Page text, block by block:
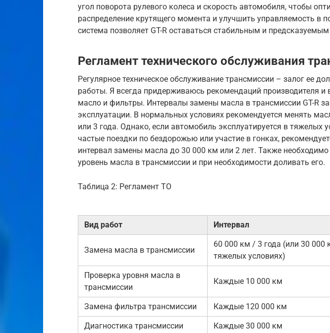
угол поворота рулевого колеса и скорость автомобиля, чтобы
распределение крутящего момента и улучшить управляемость в
система позволяет GT-R оставаться стабильным и
Регламент технического обслуживания
Регулярное техническое обслуживание трансмиссии – залог ее
работы. Я всегда придерживаюсь рекомендаций производителя
масло и фильтры. Интервалы замены масла в трансмиссии GT-R
эксплуатации. В нормальных условиях рекомендуется менять
или 3 года. Однако, если автомобиль эксплуатируется в тяжелых
частые поездки по бездорожью или участие в гонках,
интервал замены масла до 30 000 км или 2 лет. Также необходимо
уровень масла в трансмиссии и при необходимости доливать его.
Таблица 2: Регламент ТО
Вид работ Интервал
Замена масла в трансмиссии
60 000 км / 3 года (или 30 000
тяжелых условиях)
Проверка уровня масла в
трансмиссии
Каждые 10 000 км
Замена фильтра трансмиссии Каждые 120 000 км
Диагностика трансмиссии Каждые 30 000 км